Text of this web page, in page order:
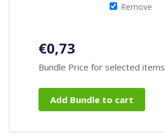
Remove
€0,73
Bundle Price for selected items
Add Bundle to cart